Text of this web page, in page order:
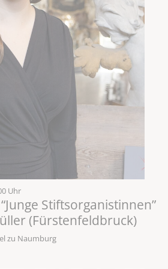
Uhr
Stiftsorganistinnen”
(Fürstenfeldbruck)
zu Naumburg